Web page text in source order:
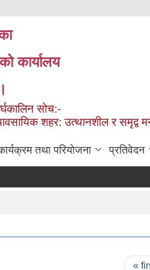
कार्यालय
सोच:-
शहर: उत्थानशील र समृद्व
तथा परियोजना प्रतिवेदन
«